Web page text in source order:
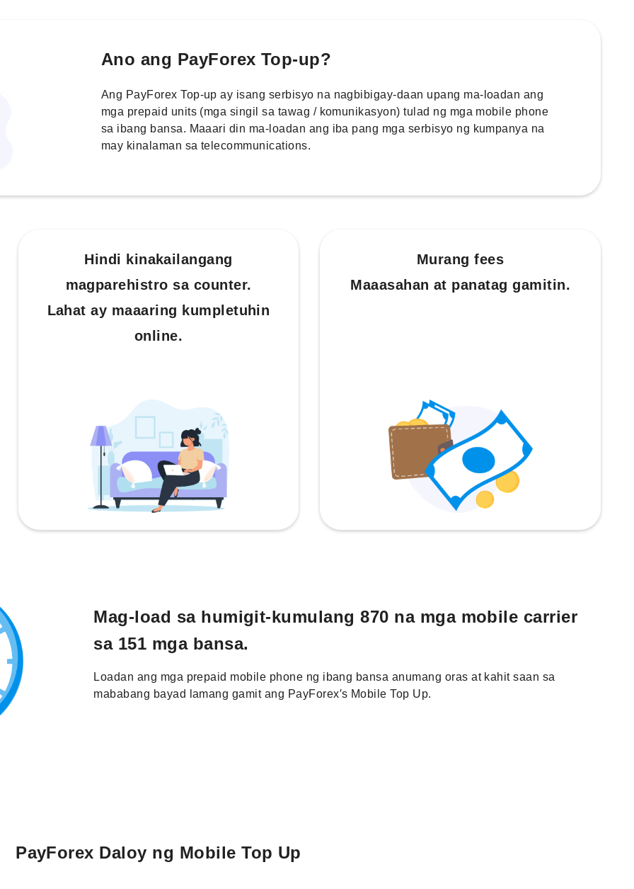
Ano ang PayForex Top-up?
Ang PayForex Top-up ay isang serbisyo na nagbibigay-daan upang ma-loadan ang
mga prepaid units (mga singil sa tawag / komunikasyon) tulad ng mga mobile phone
sa ibang bansa. Maaari din ma-loadan ang iba pang mga serbisyo ng kumpanya na
may kinalaman sa telecommunications.
Hindi kinakailangang
magparehistro sa counter.
Lahat ay maaaring kumpletuhin
online.
Murang fees
Maaasahan at panatag gamitin.
Mag-load sa humigit-kumulang 870 na mga mobile carrier
sa 151 mga bansa.
Loadan ang mga prepaid mobile phone ng ibang bansa anumang oras at kahit saan sa
mababang bayad lamang gamit ang PayForex′s Mobile Top Up.
PayForex Daloy ng Mobile Top Up